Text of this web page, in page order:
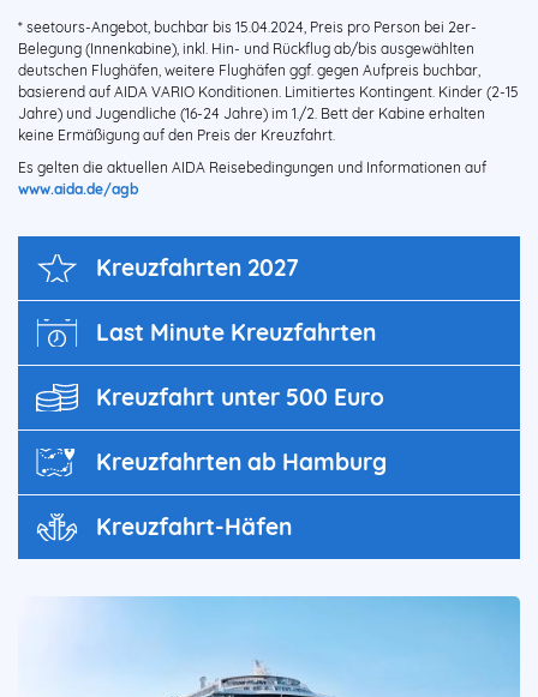
* seetours-Angebot, buchbar bis 15.04.2024, Preis pro Person bei 2er-
Belegung (Innenkabine), inkl. Hin- und Rückflug ab/bis ausgewählten
deutschen Flughäfen, weitere Flughäfen ggf. gegen Aufpreis buchbar,
basierend auf AIDA VARIO Konditionen. Limitiertes Kontingent. Kinder (2-15
Jahre) und Jugendliche (16-24 Jahre) im 1./2. Bett der Kabine erhalten
keine Ermäßigung auf den Preis der Kreuzfahrt.
Es gelten die aktuellen AIDA Reisebedingungen und Informationen auf
www.aida.de/agb
Kreuz­fahrten 2027
Last Minute Kreuzfahrten
Kreuzfahrt unter 500 Euro
Kreuzfahrten ab Hamburg
Kreuzfahrt-Häfen